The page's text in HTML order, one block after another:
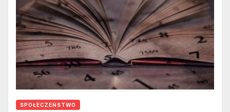
SPOŁECZEŃSTWO